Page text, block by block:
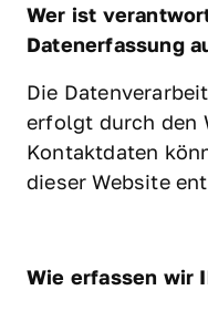
Wer ist
Datenerfassung
Die
erfolgt durch den
Kontaktdaten
dieser Website
Wie erfassen wir